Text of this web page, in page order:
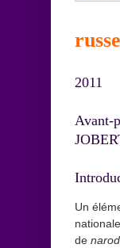
2011
Avant-
Un
de